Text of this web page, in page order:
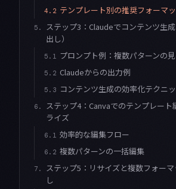
4.2 テンプレート別の推奨フォーマ
5.
ステップ3：Claudeでコンテンツ生
出し）
5.1 プロンプト例：複数パターンの
5.2 Claudeからの出力例
5.3 コンテンツ生成の効率化テクニ
6.
ステップ4：Canvaでのテンプレート
ライズ
6.1 効率的な編集フロー
6.2 複数パターンの一括編集
7.
ステップ5：リサイズと複数フォー
し